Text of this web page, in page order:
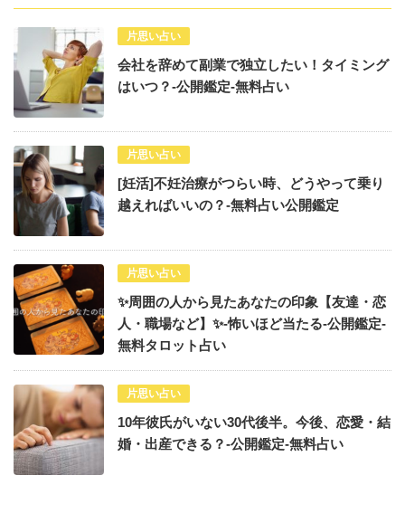
片思い占い
会社を辞めて副業で独立したい！タイミング
はいつ？-公開鑑定-無料占い
片思い占い
[妊活]不妊治療がつらい時、どうやって乗り
越えればいいの？-無料占い公開鑑定
片思い占い
✨周囲の人から見たあなたの印象【友達・恋
人・職場など】✨-怖いほど当たる-公開鑑定-
無料タロット占い
片思い占い
10年彼氏がいない30代後半。今後、恋愛・結
婚・出産できる？-公開鑑定-無料占い